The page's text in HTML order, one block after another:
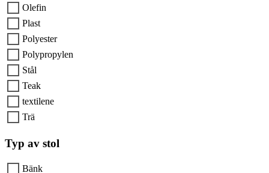
Olefin
Plast
Polyester
Polypropylen
Stål
Teak
textilene
Trä
Typ av stol
Bänk